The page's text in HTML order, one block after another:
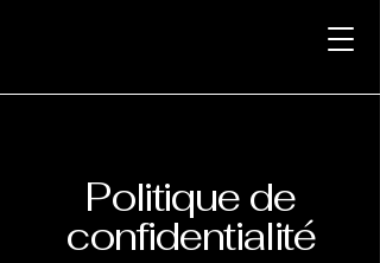
Politique de
confidentialité